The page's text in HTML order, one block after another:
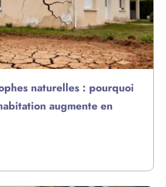
naturelles : pourquoi
augmente en